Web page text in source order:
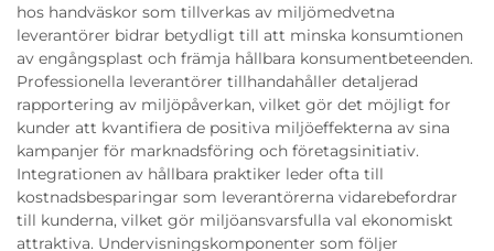
hos handväskor som tillverkas av miljömedvetna
leverantörer bidrar betydligt till att minska konsumtionen
av engångsplast och främja hållbara konsumentbeteenden.
Professionella leverantörer tillhandahåller detaljerad
rapportering av miljöpåverkan, vilket gör det möjligt for
kunder att kvantifiera de positiva miljöeffekterna av sina
kampanjer för marknadsföring och företagsinitiativ.
Integrationen av hållbara praktiker leder ofta till
kostnadsbesparingar som leverantörerna vidarebefordrar
till kunderna, vilket gör miljöansvarsfulla val ekonomiskt
attraktiva. Undervisningskomponenter som följer